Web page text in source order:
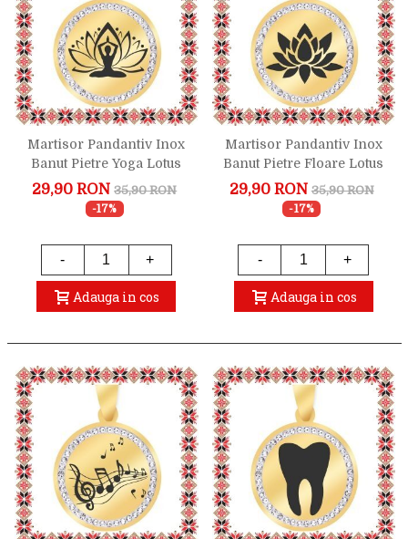
Martisor Pandantiv Inox
Banut Pietre Yoga Lotus
Auriu
29,90 RON 35,90 RON
-17%
- +
Adauga in cos
Martisor Pandantiv Inox
Banut Pietre Floare Lotus
Auriu
29,90 RON 35,90 RON
-17%
- +
Adauga in cos